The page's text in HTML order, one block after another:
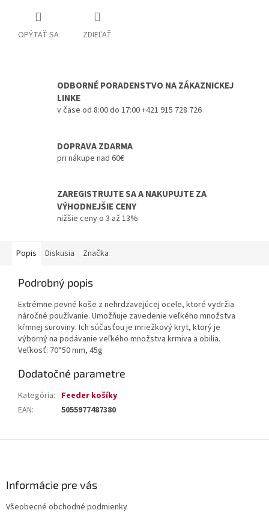
OPÝTAŤ SA ZDIEĽAŤ
ODBORNÉ PORADENSTVO NA ZÁKAZNICKEJ
LINKE
v čase od 8:00 do 17:00 +421 915 728 726
DOPRAVA ZDARMA
pri nákupe nad 60€
ZAREGISTRUJTE SA A NAKUPUJTE ZA
VÝHODNEJŠIE CENY
nižšie ceny o 3 až 13%
Popis Diskusia Značka
Podrobný popis
Extrémne pevné koše z nehrdzavejúcej ocele, ktoré vydržia
náročné používanie. Umožňuje zavedenie veľkého množstva
kŕmnej suroviny. Ich súčasťou je mriežkový kryt, ktorý je
výborný na podávanie veľkého množstva krmiva a obilia.
Veľkosť: 70*50 mm, 45g
Dodatočné parametre
Kategória: Feeder košíky
EAN: 5055977487380
Informácie pre vás
Všeobecné obchodné podmienky